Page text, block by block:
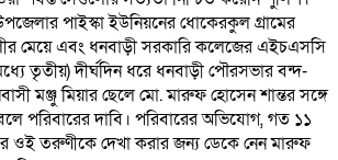
উপজেলার পাইস্কা ইউনিয়নের ধোকেরকুল গ্রামের
মেয়ে এবং ধনবাড়ী সরকারি কলেজের এইচএসসি
তৃতীয়) দীর্ঘদিন ধরে ধনবাড়ী পৌরসভার বন্দ-
মঞ্জু মিয়ার ছেলে মো. মারুফ হোসেন শান্তর সঙ্গে
পরিবারের দাবি। পরিবারের অভিযোগ, গত ১১
ওই তরুণীকে দেখা করার জন্য ডেকে নেন মারুফ